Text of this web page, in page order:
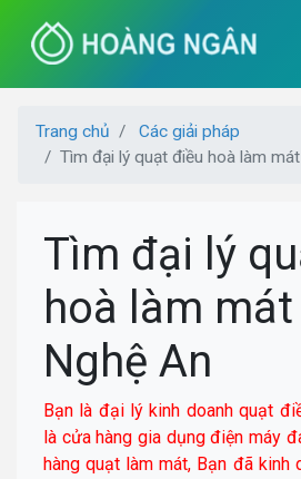
Trang chủ
Các giải pháp
Tìm đại lý quạt điều hoà làm
Tìm đại lý
hoà làm
Nghệ An
Bạn là đại lý kinh doanh quạt
là cửa hàng gia dụng điện máy
hàng quạt làm mát, Bạn đã kinh